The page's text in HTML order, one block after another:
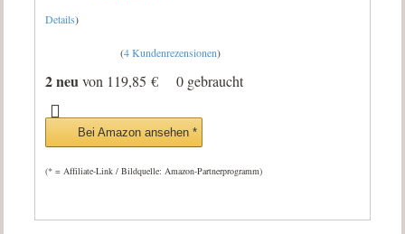
Details)
(4 Kundenrezensionen)
2 neuvon 119,85 € 0 gebraucht
Bei Amazon ansehen *
(* = Affiliate-Link / Bildquelle: Amazon-Partnerprogramm)